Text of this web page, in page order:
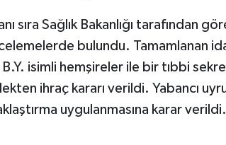
sıra Sağlık Bakanlığı tarafından
bulundu. Tamamlanan
isimli hemşireler ile bir tıbbi
ihraç kararı verildi. Yabancı
uygulanmasına karar verildi.